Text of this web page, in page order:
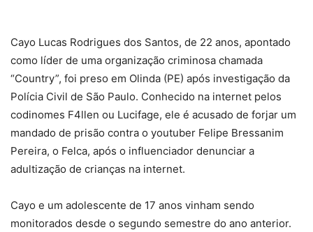
Cayo Lucas Rodrigues dos Santos, de 22 anos, apontado
como líder de uma organização criminosa chamada
“Country”, foi preso em Olinda (PE) após investigação da
Polícia Civil de São Paulo. Conhecido na internet pelos
codinomes F4llen ou Lucifage, ele é acusado de forjar um
mandado de prisão contra o youtuber Felipe Bressanim
Pereira, o Felca, após o influenciador denunciar a
adultização de crianças na internet.
Cayo e um adolescente de 17 anos vinham sendo
monitorados desde o segundo semestre do ano anterior.